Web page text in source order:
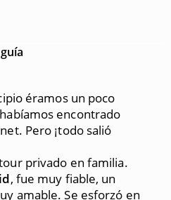
éramos un poco
encontrado
Pero ¡todo salió
privado en familia.
, fue muy fiable, un
amable. Se esforzó en